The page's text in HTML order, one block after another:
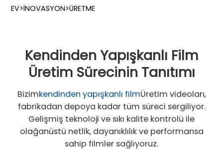
EV>İNOVASYON>ÜRETME
Kendinden Yapışkanlı Film
Üretim Sürecinin Tanıtımı
Bizimkendinden yapışkanlı filmÜretim videoları,
fabrikadan depoya kadar tüm süreci sergiliyor.
Gelişmiş teknoloji ve sıkı kalite kontrolü ile
olağanüstü netlik, dayanıklılık ve performansa
sahip filmler sağlıyoruz.